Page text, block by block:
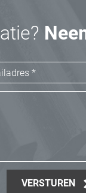
VERSTUREN